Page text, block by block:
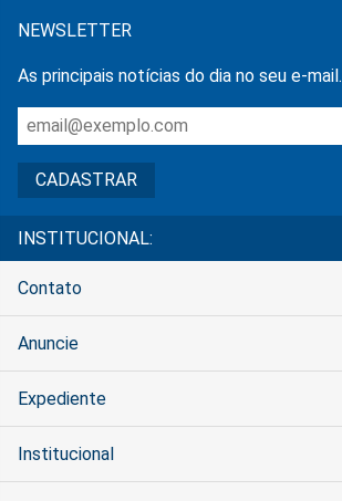
NEWSLETTER
As principais notícias do dia no seu e-mail.
INSTITUCIONAL:
Contato
Anuncie
Expediente
Institucional